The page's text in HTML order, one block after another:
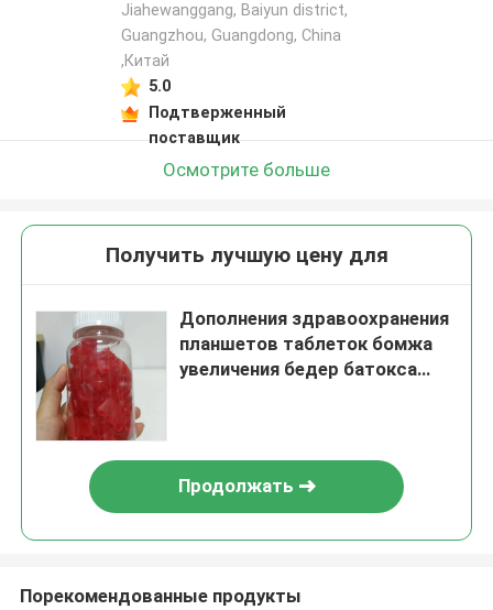
Jiahewanggang, Baiyun district,
Guangzhou, Guangdong, China
,Китай
5.0
Подтверженный
поставщик
Осмотрите больше
Получить лучшую цену для
Дополнения здравоохранения
планшетов таблеток бомжа
увеличения бедер батокса
Продолжать
Порекомендованные продукты